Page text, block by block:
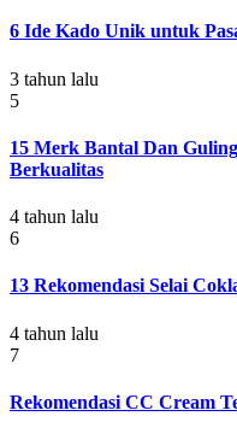
6 Ide Kado Unik untuk
3 tahun lalu
5
15 Merk Bantal Dan
Berkualitas
4 tahun lalu
6
13 Rekomendasi Selai
4 tahun lalu
7
Rekomendasi CC Cream